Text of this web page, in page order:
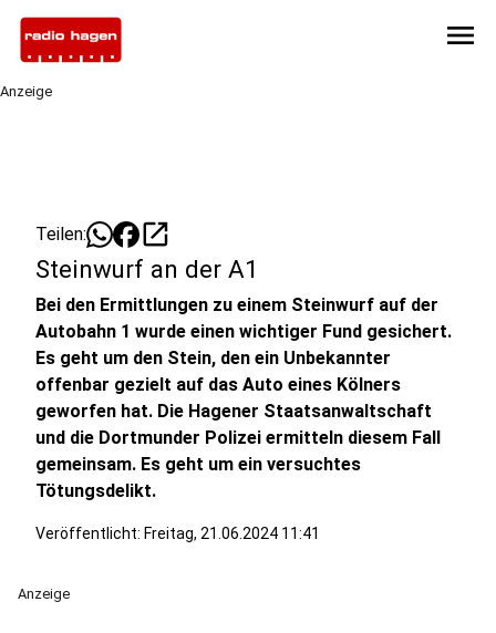
menu
Anzeige
Teilen: open_in_new
Steinwurf an der A1
Bei den Ermittlungen zu einem Steinwurf auf der
Autobahn 1 wurde einen wichtiger Fund gesichert.
Es geht um den Stein, den ein Unbekannter
offenbar gezielt auf das Auto eines Kölners
geworfen hat. Die Hagener Staatsanwaltschaft
und die Dortmunder Polizei ermitteln diesem Fall
gemeinsam. Es geht um ein versuchtes
Tötungsdelikt.
Veröffentlicht: Freitag, 21.06.2024 11:41
Anzeige